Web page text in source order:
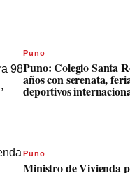
Puno
Puno: Colegio Santa
años con serenata,
deportivos
Puno
Ministro de Vivienda